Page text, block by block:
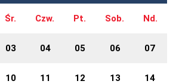
Śr. Czw. Pt. Sob. Nd.
03 04 05 06 07
10 11 12 13 14